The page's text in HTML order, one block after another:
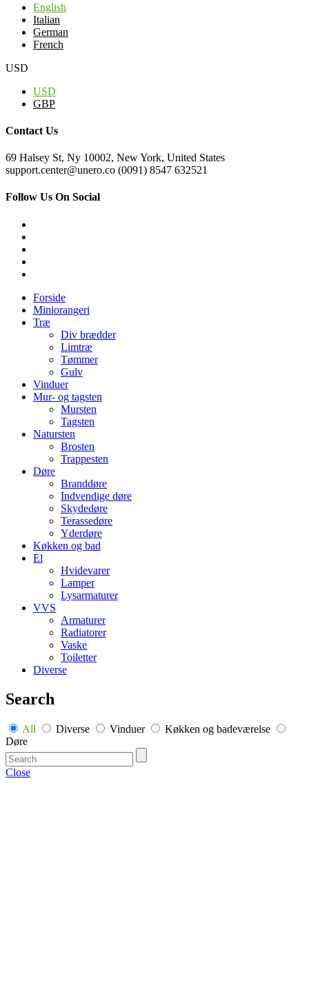
English
Italian
German
French
USD
USD
GBP
Contact Us
69 Halsey St, Ny 10002, New York, United States
support.center@unero.co (0091) 8547 632521
Follow Us On Social
Forside
Miniorangeri
Træ
Div brædder
Limtræ
Tømmer
Gulv
Vinduer
Mur- og tagsten
Mursten
Tagsten
Natursten
Brosten
Trappesten
Døre
Branddøre
Indvendige døre
Skydedøre
Terassedøre
Yderdøre
Køkken og bad
El
Hvidevarer
Lamper
Lysarmaturer
VVS
Armaturer
Radiatorer
Vaske
Toiletter
Diverse
Search
All Diverse Vinduer
Køkken og badeværelse
Døre
Close